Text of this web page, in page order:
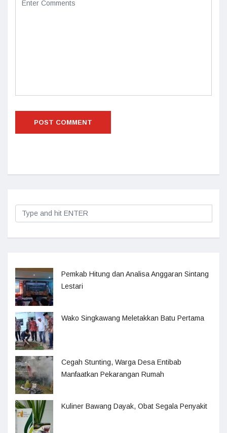
Pemkab Hitung dan Analisa Anggaran Sintang
Lestari
Wako Singkawang Meletakkan Batu Pertama
Cegah Stunting, Warga Desa Entibab
Manfaatkan Pekarangan Rumah
Kuliner Bawang Dayak, Obat Segala Penyakit